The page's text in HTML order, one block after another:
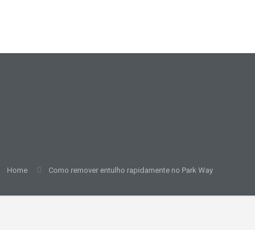
Home Como remover entulho rapidamente no Park Way